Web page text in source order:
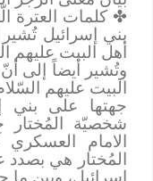
✤كلمات العترة
بني إسرائيل
أهل البيت عليهم
وتُشير أيضاً إلى
البيت عليهم
جهتها على بني
شخصيّة المُختار
الامام
المُختار هي
إسرائيل، وبين